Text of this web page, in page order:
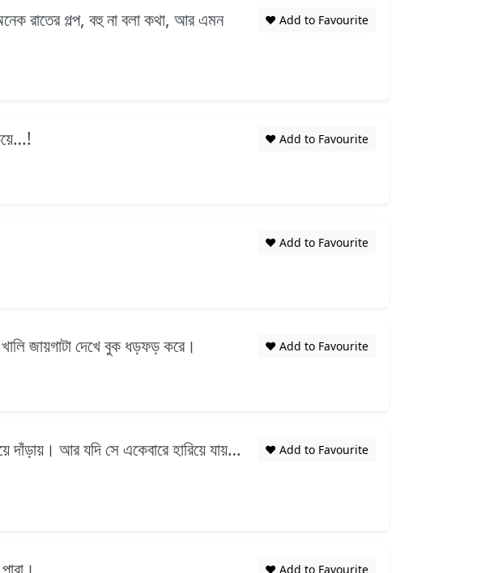
অনেক রাতের গল্প, বহু না বলা কথা, আর এমন
❤️ Add to Favourite
❤️ Add to Favourite
❤️ Add to Favourite
জায়গাটা দেখে বুক ধড়ফড় করে। ❤️ Add to Favourite
আর যদি সে একেবারে হারিয়ে যায়…
❤️ Add to Favourite
❤️ Add to Favourite